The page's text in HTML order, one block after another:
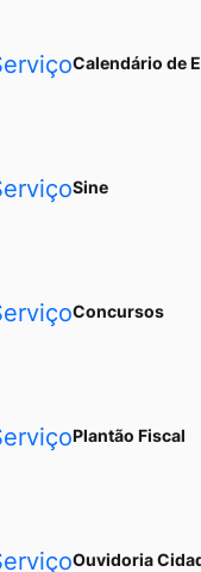
Calendário de
Sine
Concursos
Plantão Fiscal
Ouvidoria